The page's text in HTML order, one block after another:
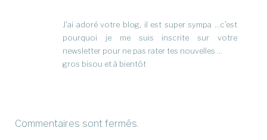
J’ai adoré votre blog, il est super sympa …c’est
pourquoi je me suis inscrite sur votre
newsletter pour ne pas rater tes nouvelles …
gros bisou et à bientôt
Commentaires sont fermés.